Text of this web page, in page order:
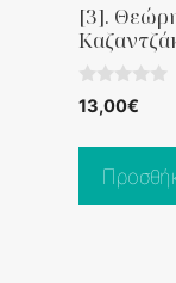
[3].
0
o
t
13,00€